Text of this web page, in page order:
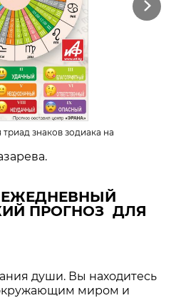
Next
знаков зодиака на
ПРОГНОЗ ДЛЯ
души. Вы находитесь
миром и